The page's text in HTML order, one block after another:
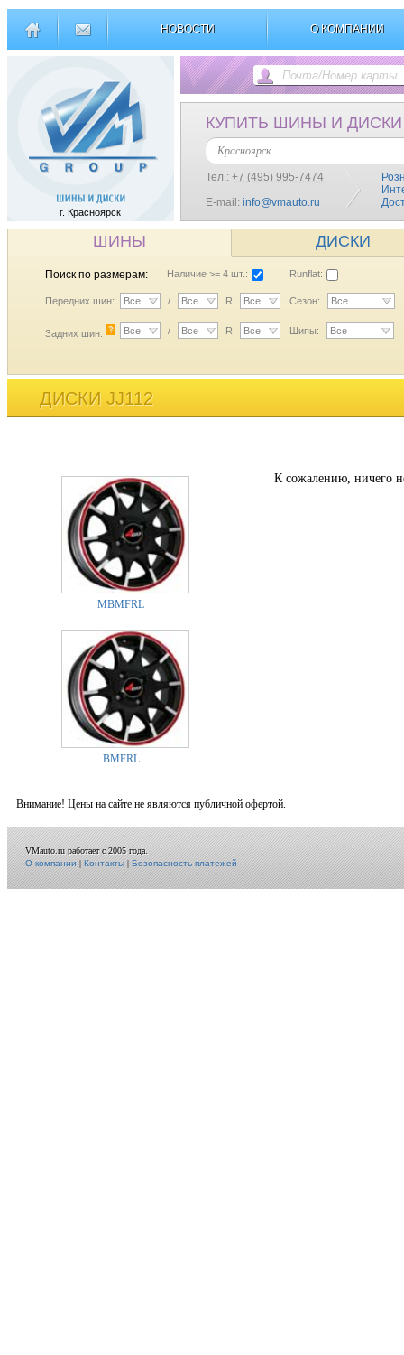
НОВОСТИ О КОМПАНИИ
г. Красноярск
КУПИТЬ ШИНЫ И ДИСКИ
Красноярск
Тел.: +7 (495) 995-7474
E-mail: info@vmauto.ru
ШИНЫ ДИСКИ
Поиск по размерам: Наличие >= 4 шт.: Runflat:
Передних шин: Все / Все R Все Сезон: Все
Задних шин: ? Все / Все R Все Шипы: Все
ДИСКИ JJ112
MBMFRL
BMFRL
К сожалению, ничего
Внимание! Цены на сайте не являются публичной офертой.
VMauto.ru работает с 2005 года.
О компании|Контакты|Безопасность платежей